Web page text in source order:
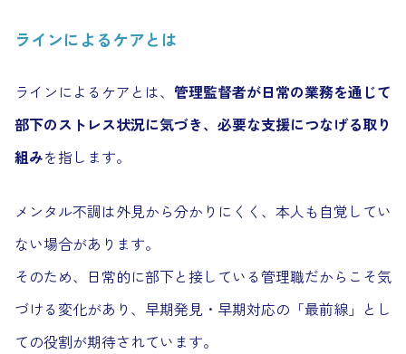
ラインによるケアとは
ラインによるケアとは、 管理監督者が日常の業務を通じて
部下のストレス状況に気づき、必要な支援につなげる取り
組みを指します。
メンタル不調は外見から分かりにくく、本人も自覚してい
ない場合があります。
そのため、日常的に部下と接している管理職だからこそ気
づける変化があり、早期発見・早期対応の「最前線」とし
ての役割が期待されています。